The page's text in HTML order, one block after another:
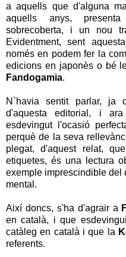
a aquells que d'alguna
aquells anys,
sobrecoberta, i un nou
Evidentment, sent
només en podem fer la
edicions en japonès o bé
Fandogamia.
N`havia sentit parlar, ja
d'aquesta editorial, i
esdevingut l'ocasió
perquè de la seva
plegat, d'aquest relat,
etiquetes, és una lectura
exemple imprescindible del
mental.
Així doncs, s'ha d'agrair a
en català, i que
catàleg en català i que la
referents.